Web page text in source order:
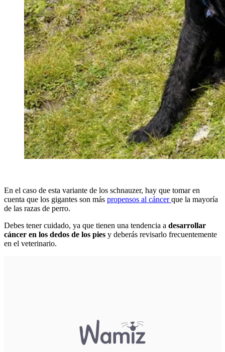
En el caso de esta variante de los schnauzer, hay que tomar en
cuenta que los gigantes son más propensos al cáncerque la mayoría
de las razas de perro.
Debes tener cuidado, ya que tienen una tendencia a desarrollar
cáncer en los dedos de los pies y deberás revisarlo frecuentemente
en el veterinario.